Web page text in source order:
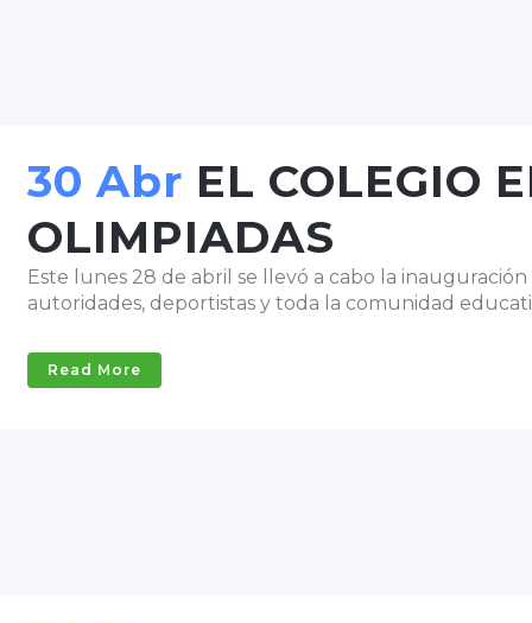
30 Abr EL COLEGIO
OLIMPIADAS
Este lunes 28 de abril se llevó a cabo la
autoridades, deportistas y toda la comunidad
Read More